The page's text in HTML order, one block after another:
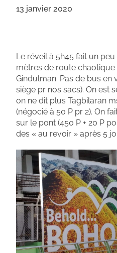
13 janvier 2020
Le réveil à 5h45 fait un
mètres de route
Gindulman. Pas de bus en
siège pr nos sacs). On est
on ne dit plus Tagbilaran
(négocié à 50 P pr 2). On
sur le pont (450 P + 20 P
des « au revoir » après 5